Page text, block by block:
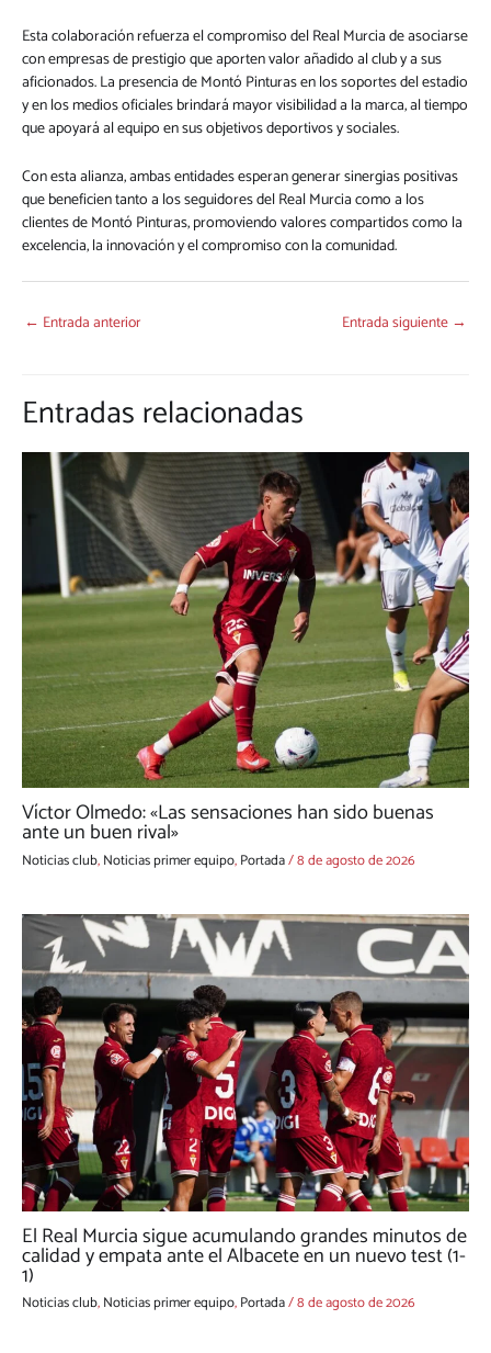
Esta colaboración refuerza el compromiso del Real Murcia de asociarse
con empresas de prestigio que aporten valor añadido al club y a sus
aficionados. La presencia de Montó Pinturas en los soportes del estadio
y en los medios oficiales brindará mayor visibilidad a la marca, al tiempo
que apoyará al equipo en sus objetivos deportivos y sociales.
Con esta alianza, ambas entidades esperan generar sinergias positivas
que beneficien tanto a los seguidores del Real Murcia como a los
clientes de Montó Pinturas, promoviendo valores compartidos como la
excelencia, la innovación y el compromiso con la comunidad.
← Entrada anterior Entrada siguiente →
Entradas relacionadas
Víctor Olmedo: «Las sensaciones han sido buenas
ante un buen rival»
Noticias club,Noticias primer equipo,Portada/8 de agosto de 2026
El Real Murcia sigue acumulando grandes minutos de
calidad y empata ante el Albacete en un nuevo test (1-
1)
Noticias club,Noticias primer equipo,Portada/8 de agosto de 2026